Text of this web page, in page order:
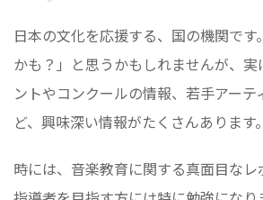
日本の文化を応援する、国の機関で
かも？」と思うかもしれませんが、
ントやコンクールの情報、若手アーテ
ど、興味深い情報がたくさんあります。
時には、音楽教育に関する真面目なレ